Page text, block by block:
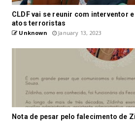
CLDF vai se reunir com interventor
atos terroristas
Unknown January 13, 2023
Nota de pesar pelo falecimento de